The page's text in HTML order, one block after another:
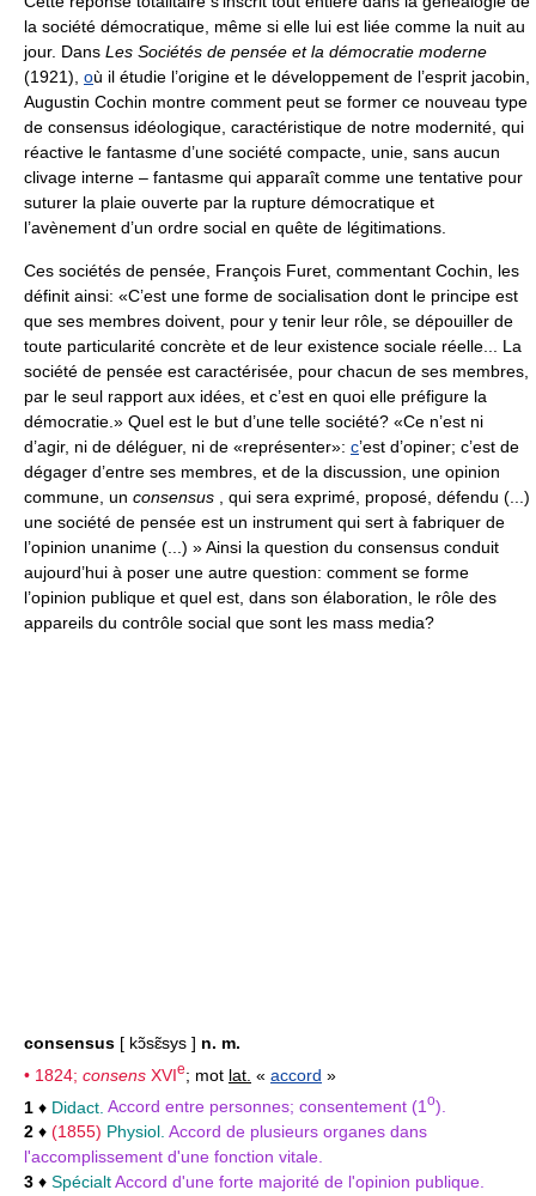
la société démocratique, même si elle lui est liée comme la nuit au
jour. Dans Les Sociétés de pensée et la démocratie moderne
(1921), où il étudie l’origine et le développement de l’esprit jacobin,
Augustin Cochin montre comment peut se former ce nouveau type
de consensus idéologique, caractéristique de notre modernité, qui
réactive le fantasme d’une société compacte, unie, sans aucun
clivage interne – fantasme qui apparaît comme une tentative pour
suturer la plaie ouverte par la rupture démocratique et
l’avènement d’un ordre social en quête de légitimations.
Ces sociétés de pensée, François Furet, commentant Cochin, les
définit ainsi: «C’est une forme de socialisation dont le principe est
que ses membres doivent, pour y tenir leur rôle, se dépouiller de
toute particularité concrète et de leur existence sociale réelle... La
société de pensée est caractérisée, pour chacun de ses membres,
par le seul rapport aux idées, et c’est en quoi elle préfigure la
démocratie.» Quel est le but d’une telle société? «Ce n’est ni
d’agir, ni de déléguer, ni de «représenter»: c’est d’opiner; c’est de
dégager d’entre ses membres, et de la discussion, une opinion
commune, un consensus , qui sera exprimé, proposé, défendu (...)
une société de pensée est un instrument qui sert à fabriquer de
l’opinion unanime (...) » Ainsi la question du consensus conduit
aujourd’hui à poser une autre question: comment se forme
l’opinion publique et quel est, dans son élaboration, le rôle des
appareils du contrôle social que sont les mass media?
consensus [ kɔ̃sɛ̃sys ] n. m.
• 1824; consens XVIe; mot lat. « accord »
1 ♦ Didact. Accord entre personnes; consentement (1o).
2 ♦ (1855) Physiol. Accord de plusieurs organes dans
l'accomplissement d'une fonction vitale.
3 ♦ SpécialtAccord d'une forte majorité de l'opinion publique.